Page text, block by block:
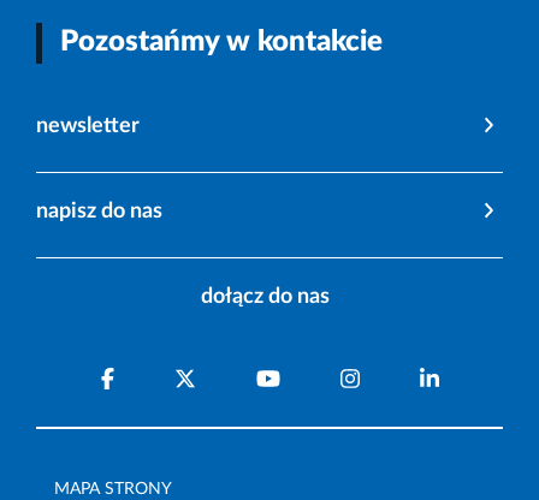
Pozostańmy w kontakcie
newsletter
napisz do nas
dołącz do nas
MAPA STRONY